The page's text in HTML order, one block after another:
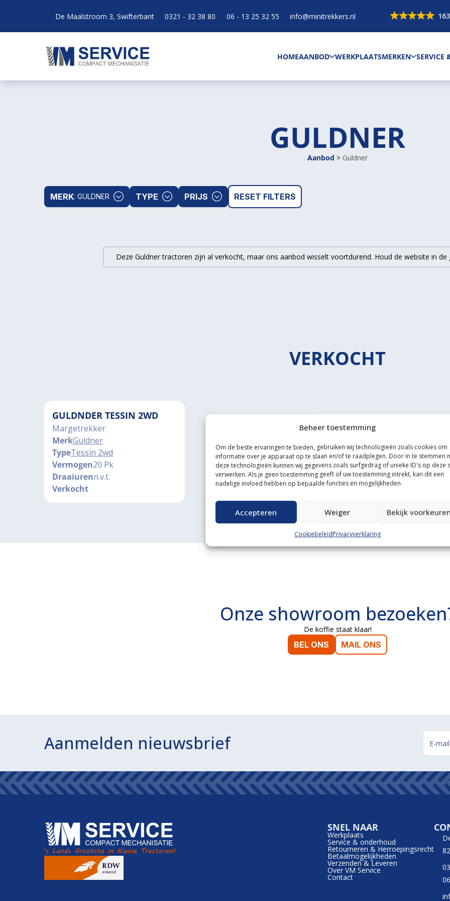
Beheer toestemming
Om de beste ervaringen te bieden, gebruiken wij technologieën zoals cookies om
informatie over je apparaat op te slaan en/of te raadplegen. Door in te stemmen
deze technologieën kunnen wij gegevens zoals surfgedrag of unieke ID's op deze
verwerken. Als je geen toestemming geeft of uw toestemming intrekt, kan dit een
nadelige invloed hebben op bepaalde functies en mogelijkheden.
Accepteren Weiger Bekijk voorkeuren
CookiebeleidPrivacyverklaring
De Maalstroom 3, Swifterbant 0321 - 32 38 80 06 - 13 25 32 55 info@minitrekkers.nl
HOMEAANBOD WERKPLAATSMERKEN SERVICE
GULDNER
Aanbod > Guldner
MERK: GULDNER TYPE PRIJS RESET FILTERS
Deze Guldner tractoren zijn al verkocht, maar ons aanbod wisselt voortdurend. Houd de website in
VERKOCHT
GULDNDER TESSIN 2WD
Margetrekker
MerkGuldner
TypeTessin 2wd
Vermogen20 Pk
Draaiurenn.v.t.
Verkocht
Onze showroom
De koffie staat klaar!
BEL ONS MAIL ONS
Aanmelden nieuwsbrief
SNEL NAAR
Werkplaats
Service & onderhoud
Retourneren & Herroepingsrecht
Betaalmogelijkheden
Verzenden & Leveren
Over VM Service
Contact